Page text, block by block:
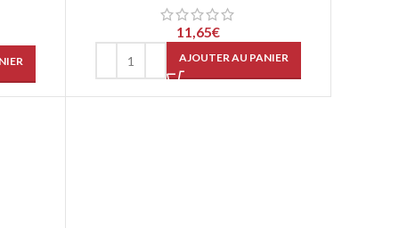
11,65€
AJOUTER AU PANIER